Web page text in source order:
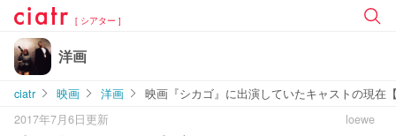
[ シアター ]
洋画
ciatr 映画 洋画
映画『シカゴ』に出演していたキャストの現在
2017年7月6日更新
loewe